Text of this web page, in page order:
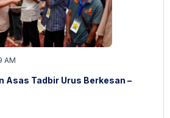
AM
Asas Tadbir Urus Berkesan –